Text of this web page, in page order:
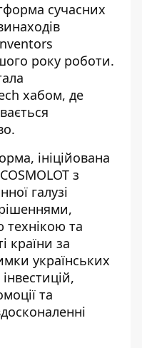
сучасних
року роботи.
хабом, де
ініційована
з
галузі
та
країни за
українських
та